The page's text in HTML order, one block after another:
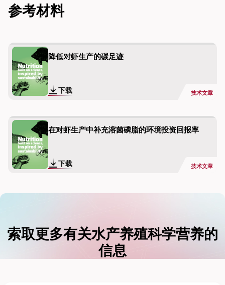
参考材料
降低对虾生产的碳足迹
下载 技术文章
在对虾生产中补充溶菌磷脂的环境投资回报率
下载 技术文章
索取更多有关水产养殖科学营养的
信息